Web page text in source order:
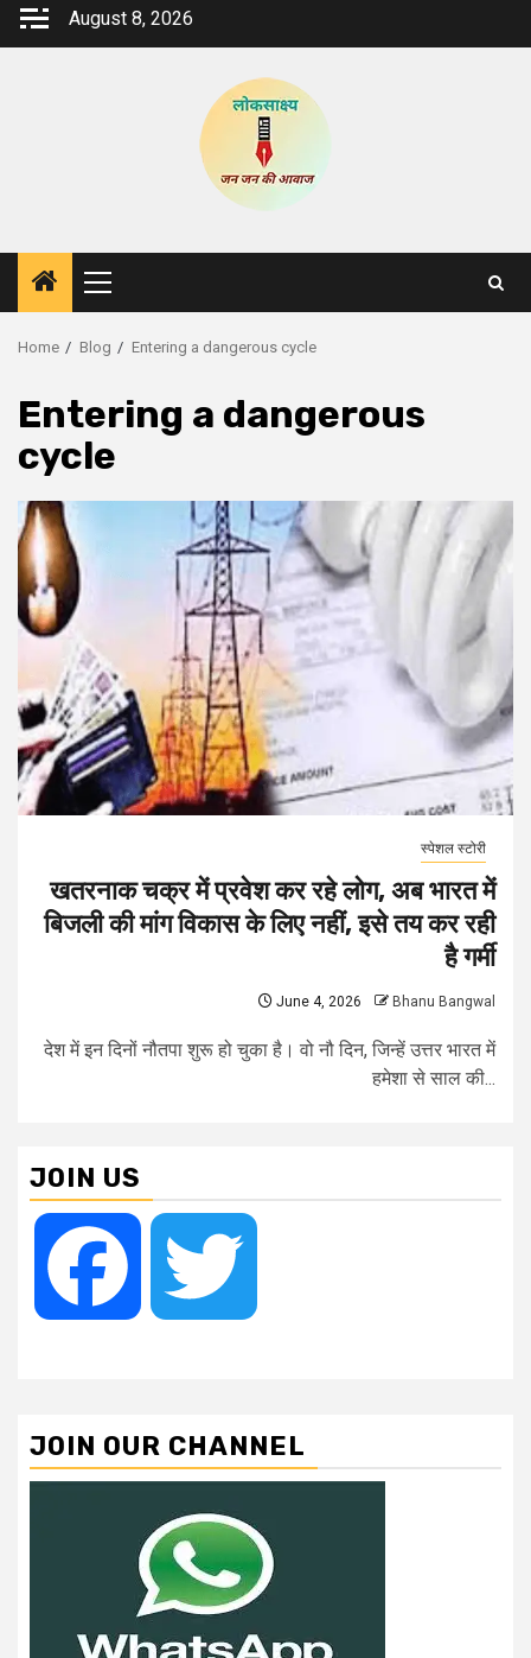
Skip
August 8, 2026
Primary
Menu
Home Blog Entering a dangerous cycle
Entering a dangerous
cycle
स्पेशल स्टोरी
खतरनाक चक्र में प्रवेश कर रहे लोग, अब भारत में
बिजली की मांग विकास के लिए नहीं, इसे तय कर रही
है गर्मी
June 4, 2026 Bhanu Bangwal
देश में इन दिनों नौतपा शुरू हो चुका है। वो नौ दिन, जिन्हें उत्तर भारत में
हमेशा से साल की...
JOIN US
Facebook
JOIN OUR CHANNEL